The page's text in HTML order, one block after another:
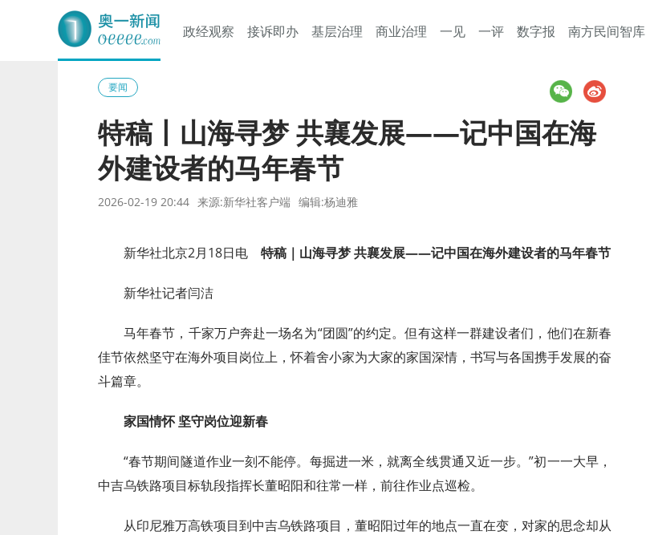
奥一网
政经观察 接诉即办 基层治理 商业治理 一见 一评 数字报 南方民间智库
要闻
特稿丨山海寻梦 共襄发展——记中国在海
外建设者的马年春节
2026-02-19 20:44 来源:新华社客户端 编辑:杨迪雅
新华社北京2月18日电 特稿｜山海寻梦 共襄发展——记中国在海外建设者的马年春节
新华社记者闫洁
马年春节，千家万户奔赴一场名为“团圆”的约定。但有这样一群建设者们，他们在新春
佳节依然坚守在海外项目岗位上，怀着舍小家为大家的家国深情，书写与各国携手发展的奋
斗篇章。
家国情怀 坚守岗位迎新春
“春节期间隧道作业一刻不能停。每掘进一米，就离全线贯通又近一步。”初一一大早，
中吉乌铁路项目标轨段指挥长董昭阳和往常一样，前往作业点巡检。
从印尼雅万高铁项目到中吉乌铁路项目，董昭阳过年的地点一直在变，对家的思念却从